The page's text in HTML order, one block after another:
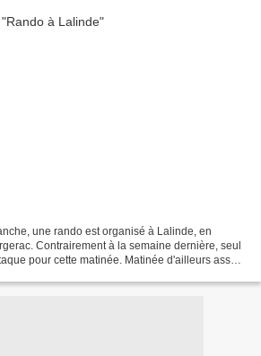
une rando est organisé à Lalinde, en
Contrairement à la semaine dernière, seul
pour cette matinée. Matinée d'ailleurs assez